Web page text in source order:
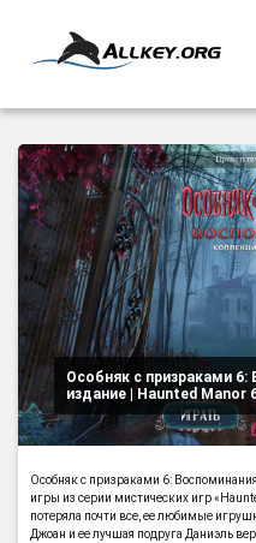
ВСЕ ИГРЫ
ПОИСК ПРЕДМЕТОВ
ГОЛОВОЛОМКИ
БИЗНЕС
ТРИ-В-РЯД
СТРАТЕГИИ
СТРЕЛЯЛКИ
КВЕСТ
КАК СКАЧАТЬ
НОВОСТИ
Особняк с призраками
издание | Haunted Manor
Особняк с призраками 6:
игры из серии мистических игр
потеряла почти все, ее любимые
Джоан и ее лучшая подруга Даниэль